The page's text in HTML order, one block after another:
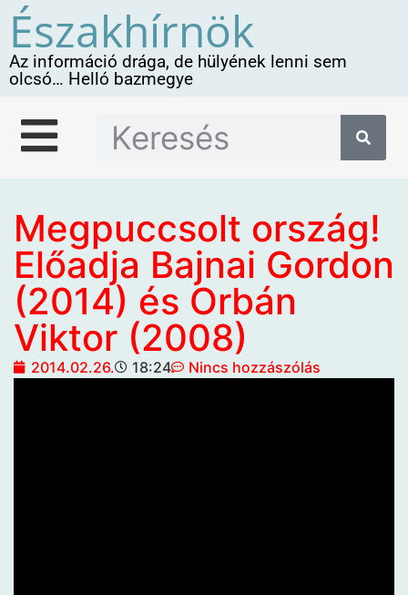
Északhírnök
Az információ drága, de hülyének lenni sem
olcsó… Helló bazmegye
Megpuccsolt ország!
Előadja Bajnai Gordon
(2014) és Orbán
Viktor (2008)
2014.02.26. 18:24 Nincs hozzászólás